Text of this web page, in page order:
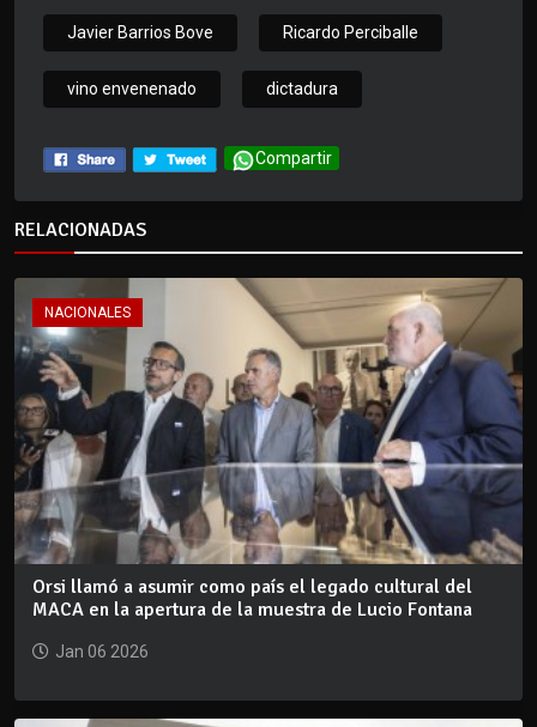
Javier Barrios Bove Ricardo Perciballe
vino envenenado dictadura
Compartir
RELACIONADAS
NACIONALES
Orsi llamó a asumir como país el legado cultural del
MACA en la apertura de la muestra de Lucio Fontana
Jan 06 2026